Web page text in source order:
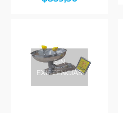
SIN
EXISTENCIAS